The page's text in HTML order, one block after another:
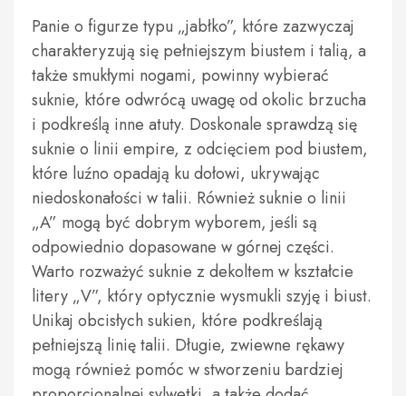
Panie o figurze typu „jabłko”, które zazwyczaj
charakteryzują się pełniejszym biustem i talią, a
także smukłymi nogami, powinny wybierać
suknie, które odwrócą uwagę od okolic brzucha
i podkreślą inne atuty. Doskonale sprawdzą się
suknie o linii empire, z odcięciem pod biustem,
które luźno opadają ku dołowi, ukrywając
niedoskonałości w talii. Również suknie o linii
„A” mogą być dobrym wyborem, jeśli są
odpowiednio dopasowane w górnej części.
Warto rozważyć suknie z dekoltem w kształcie
litery „V”, który optycznie wysmukli szyję i biust.
Unikaj obcisłych sukien, które podkreślają
pełniejszą linię talii. Długie, zwiewne rękawy
mogą również pomóc w stworzeniu bardziej